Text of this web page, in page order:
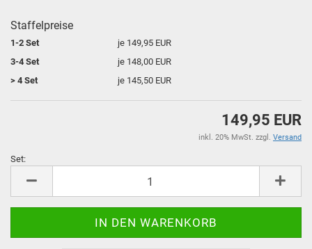
Staffelpreise
1-2 Set
je 149,95 EUR
3-4 Set
je 148,00 EUR
> 4 Set
je 145,50 EUR
149,95 EUR
inkl. 20% MwSt. zzgl. Versand
Set: